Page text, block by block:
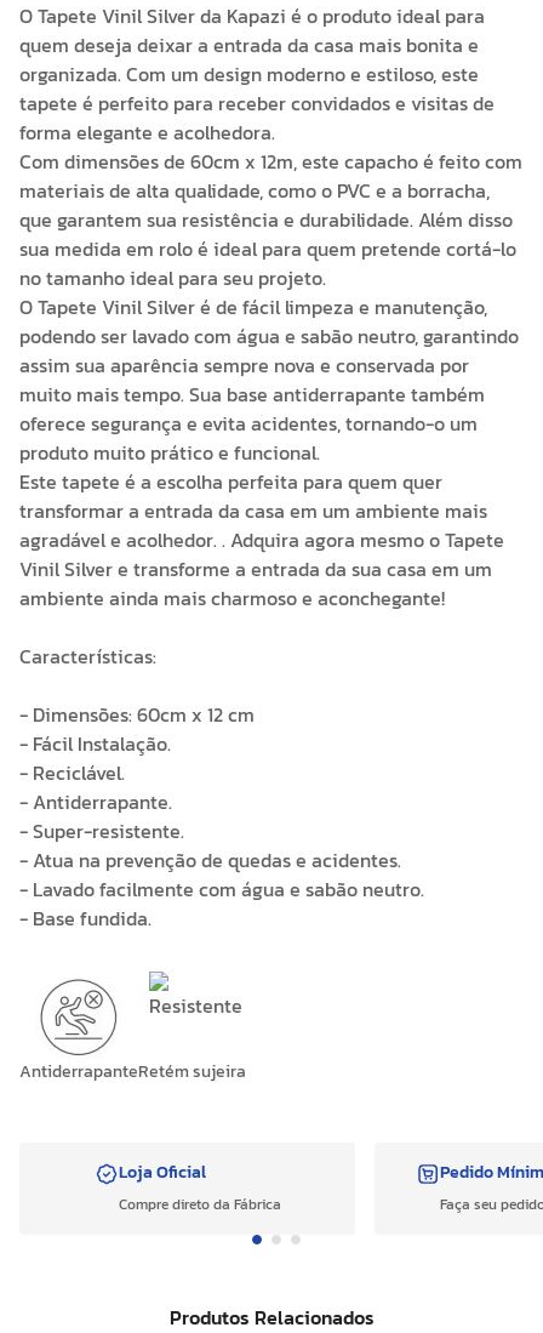
O Tapete Vinil Silver da Kapazi é o produto ideal para
quem deseja deixar a entrada da casa mais bonita e
organizada. Com um design moderno e estiloso, este
tapete é perfeito para receber convidados e visitas de
forma elegante e acolhedora.
Com dimensões de 60cm x 12m, este capacho é feito com
materiais de alta qualidade, como o PVC e a borracha,
que garantem sua resistência e durabilidade. Além disso
sua medida em rolo é ideal para quem pretende cortá-lo
no tamanho ideal para seu projeto.
O Tapete Vinil Silver é de fácil limpeza e manutenção,
podendo ser lavado com água e sabão neutro, garantindo
assim sua aparência sempre nova e conservada por
muito mais tempo. Sua base antiderrapante também
oferece segurança e evita acidentes, tornando-o um
produto muito prático e funcional.
Este tapete é a escolha perfeita para quem quer
transformar a entrada da casa em um ambiente mais
agradável e acolhedor. . Adquira agora mesmo o Tapete
Vinil Silver e transforme a entrada da sua casa em um
ambiente ainda mais charmoso e aconchegante!
Características:
- Dimensões: 60cm x 12 cm
- Fácil Instalação.
- Reciclável.
- Antiderrapante.
- Super-resistente.
- Atua na prevenção de quedas e acidentes.
- Lavado facilmente com água e sabão neutro.
- Base fundida.
AntiderrapanteRetém sujeira
Loja Oficial
Compre direto da Fábrica
Pedido
Faça seu
Produtos Relacionados